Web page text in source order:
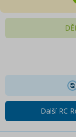
Další RC